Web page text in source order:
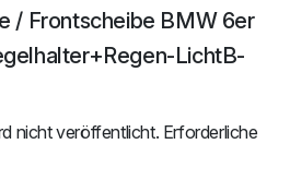
/ Frontscheibe BMW 6er
LichtB-
nicht veröffentlicht. Erforderliche